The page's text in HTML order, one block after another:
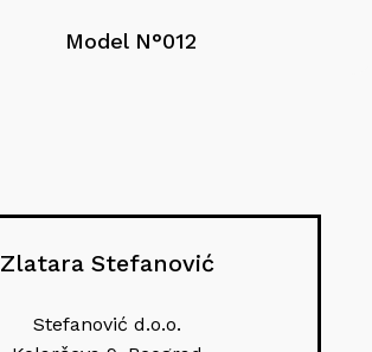
Model N°012
Zlatara Stefanović
Stefanović d.o.o.